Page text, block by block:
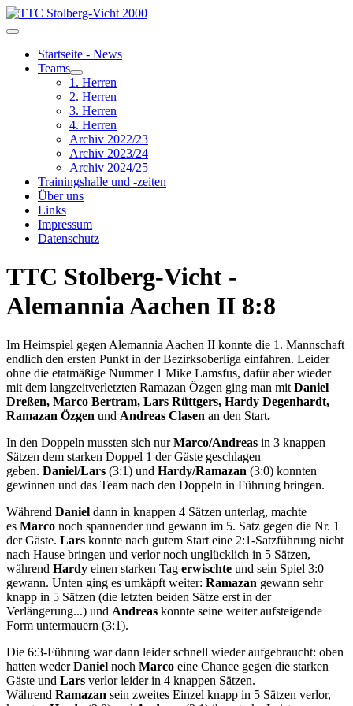
Startseite - News
Teams
1. Herren
2. Herren
3. Herren
4. Herren
Archiv 2022/23
Archiv 2023/24
Archiv 2024/25
Trainingshalle und -zeiten
Über uns
Links
Impressum
Datenschutz
TTC Stolberg-Vicht -
Alemannia Aachen II 8:8
Im Heimspiel gegen Alemannia Aachen II konnte die 1. Mannschaft
endlich den ersten Punkt in der Bezirksoberliga einfahren. Leider
ohne die etatmäßige Nummer 1 Mike Lamsfus, dafür aber wieder
mit dem langzeitverletzten Ramazan Özgen ging man mit Daniel
Dreßen, Marco Bertram, Lars Rüttgers, Hardy Degenhardt,
Ramazan Özgen und Andreas Clasen an den Start.
In den Doppeln mussten sich nurMarco/Andreas in 3 knappen
Sätzen dem starken Doppel 1 der Gäste geschlagen
geben. Daniel/Lars (3:1) und Hardy/Ramazan (3:0) konnten
gewinnen und das Team nach den Doppeln in Führung bringen.
Während Daniel dann in knappen 4 Sätzen unterlag, machte
es Marco noch spannender und gewann im 5. Satz gegen die Nr. 1
der Gäste. Lars konnte nach gutem Start eine 2:1-Satzführung nicht
nach Hause bringen und verlor noch unglücklich in 5 Sätzen,
während Hardy einen starken Tag erwischte und sein Spiel 3:0
gewann. Unten ging es umkäpft weiter: Ramazan gewann sehr
knapp in 5 Sätzen (die letzten beiden Sätze erst in der
Verlängerung...) und Andreas konnte seine weiter aufsteigende
Form untermauern (3:1).
Die 6:3-Führung war dann leider schnell wieder aufgebraucht: oben
hatten wederDaniel noch Marco eine Chance gegen die starken
Gäste und Lars verlor leider in 4 knappen Sätzen.
Während Ramazan sein zweites Einzel knapp in 5 Sätzen verlor,